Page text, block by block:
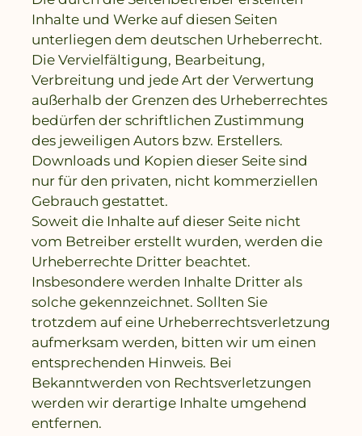
Inhalte und Werke auf diesen Seiten
unterliegen dem deutschen Urheberrecht.
Die Vervielfältigung, Bearbeitung,
Verbreitung und jede Art der Verwertung
außerhalb der Grenzen des Urheberrechtes
bedürfen der schriftlichen Zustimmung
des jeweiligen Autors bzw. Erstellers.
Downloads und Kopien dieser Seite sind
nur für den privaten, nicht kommerziellen
Gebrauch gestattet.
Soweit die Inhalte auf dieser Seite nicht
vom Betreiber erstellt wurden, werden die
Urheberrechte Dritter beachtet.
Insbesondere werden Inhalte Dritter als
solche gekennzeichnet. Sollten Sie
trotzdem auf eine Urheberrechtsverletzung
aufmerksam werden, bitten wir um einen
entsprechenden Hinweis. Bei
Bekanntwerden von Rechtsverletzungen
werden wir derartige Inhalte umgehend
entfernen.